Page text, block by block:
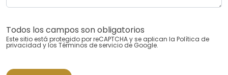
Todos los campos son obligatorios
Este sitio está protegido por reCAPTCHA y se aplican la Política de
privacidad y los Términos de servicio de Google.